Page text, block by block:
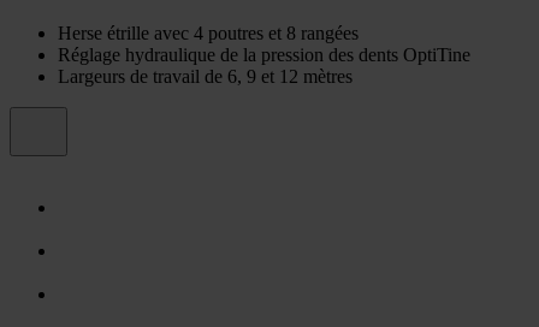
Herse étrille avec 4 poutres et 8 rangées
Réglage hydraulique de la pression des dents OptiTine
Largeurs de travail de 6, 9 et 12 mètres